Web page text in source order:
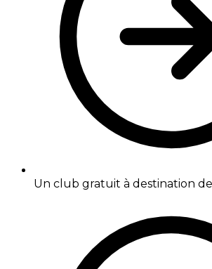
Un club gratuit à destination